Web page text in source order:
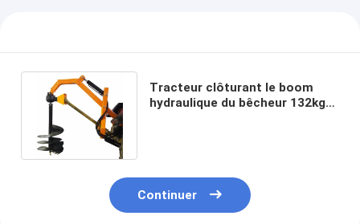
Tracteur clôturant le boom
hydraulique du bêcheur 132kg
Continuer